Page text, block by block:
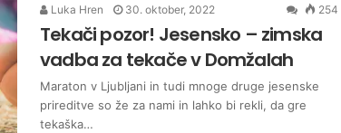
Luka Hren 30. oktober, 2022 254
Tekači pozor! Jesensko – zimska
vadba za tekače v Domžalah
Maraton v Ljubljani in tudi mnoge druge jesenske
prireditve so že za nami in lahko bi rekli, da gre
tekaška…